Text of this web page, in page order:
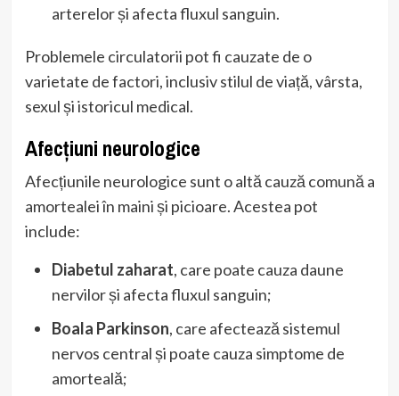
arterelor și afecta fluxul sanguin.
Problemele circulatorii pot fi cauzate de o
varietate de factori, inclusiv stilul de viață, vârsta,
sexul și istoricul medical.
Afecțiuni neurologice
Afecțiunile neurologice sunt o altă cauză comună a
amortealei în maini și picioare. Acestea pot
include:
Diabetul zaharat, care poate cauza daune
nervilor și afecta fluxul sanguin;
Boala Parkinson, care afectează sistemul
nervos central și poate cauza simptome de
amorteală;